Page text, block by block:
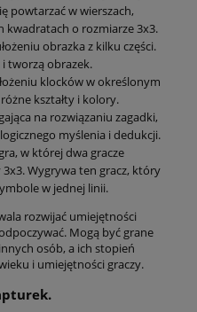
powtarzać w wierszach,
kwadratach o rozmiarze 3x3.
obrazka z kilku części.
i tworzą obrazek.
klocków w określonym
kształty i kolory.
na rozwiązaniu zagadki,
myślenia i dedukcji.
w której dwa gracze
Wygrywa ten gracz, który
w jednej linii.
rozwijać umiejętności
Mogą być grane
osób, a ich stopień
i umiejętności graczy.